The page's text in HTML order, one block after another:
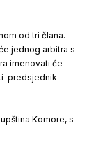
od tri člana.
jednog arbitra s
imenovati će
predsjednik
Komore, s